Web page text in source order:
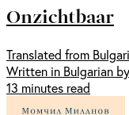
Onzichtbaar
Translated from
Written in Bulgarian
13 minutes read